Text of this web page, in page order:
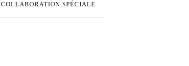
COLLABORATION SPÉCIALE